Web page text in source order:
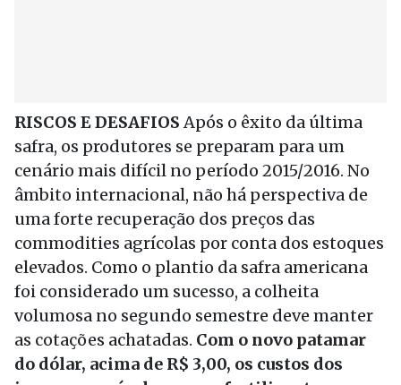
RISCOS E DESAFIOSApós o êxito da última
safra, os produtores se preparam para um
cenário mais difícil no período 2015/2016. No
âmbito internacional, não há perspectiva de
uma forte recuperação dos preços das
commodities agrícolas por conta dos estoques
elevados. Como o plantio da safra americana
foi considerado um sucesso, a colheita
volumosa no segundo semestre deve manter
as cotações achatadas. Com o novo patamar
do dólar, acima de R$ 3,00, os custos dos